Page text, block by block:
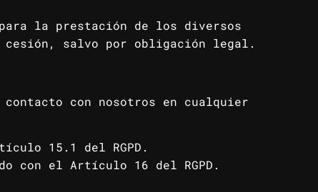
para la prestación de los diversos
cesión, salvo por obligación legal.
con nosotros en cualquier
15.1 del RGPD.
con el Artículo 16 del RGPD.